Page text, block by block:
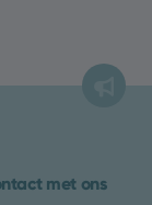
met ons